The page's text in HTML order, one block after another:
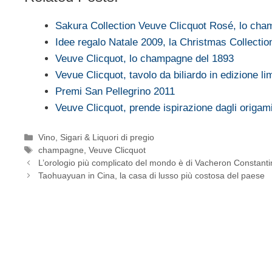
Sakura Collection Veuve Clicquot Rosé, lo
Idee regalo Natale 2009, la Christmas
Veuve Clicquot, lo champagne del 1893
Vevue Clicquot, tavolo da biliardo in edizione
Premi San Pellegrino 2011
Veuve Clicquot, prende ispirazione dagli origami
Categorie
Vino, Sigari & Liquori di pregio
Tag
champagne ,Veuve Clicquot
L’orologio più complicato del mondo è di Vacheron
Taohuayuan in Cina, la casa di lusso più costosa del paese